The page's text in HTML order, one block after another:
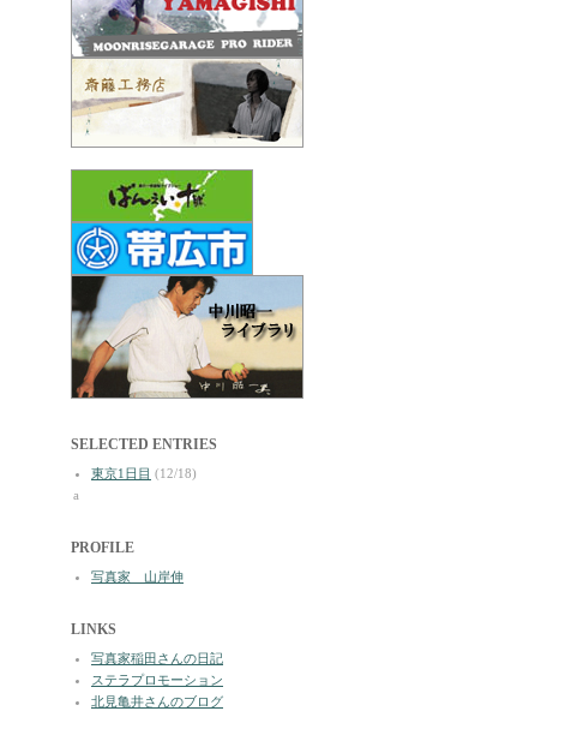
SELECTED ENTRIES
東京1日目 (12/18)
a
PROFILE
写真家 山岸伸
LINKS
写真家稲田さんの日記
ステラプロモーション
北見亀井さんのブログ